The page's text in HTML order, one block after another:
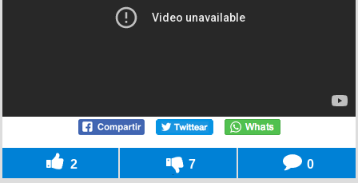
2 7 0